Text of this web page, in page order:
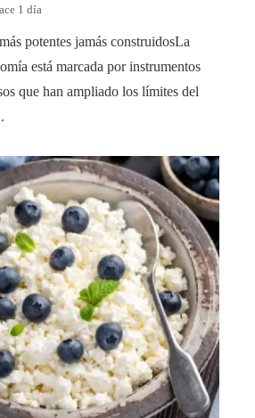
1 día
potentes jamás construidosLa
está marcada por instrumentos
que han ampliado los límites del